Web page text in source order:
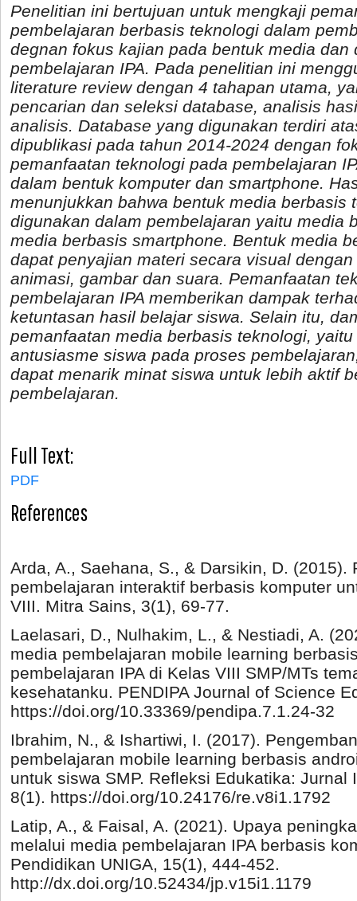
Penelitian ini bertujuan untuk mengkaji
pembelajaran berbasis teknologi dalam
degnan fokus kajian pada bentuk media dan
pembelajaran IPA. Pada penelitian ini
literature review dengan 4 tahapan utama,
pencarian dan seleksi database, analisis
analisis. Database yang digunakan terdiri
dipublikasi pada tahun 2014-2024 dengan
pemanfaatan teknologi pada pembelajaran
dalam bentuk komputer dan smartphone.
menunjukkan bahwa bentuk media berbasis
digunakan dalam pembelajaran yaitu media
media berbasis smartphone. Bentuk media
dapat penyajian materi secara visual
animasi, gambar dan suara. Pemanfaatan
pembelajaran IPA memberikan dampak
ketuntasan hasil belajar siswa. Selain itu,
pemanfaatan media berbasis teknologi,
antusiasme siswa pada proses
dapat menarik minat siswa untuk lebih aktif
pembelajaran.
Full Text:
PDF
References
Arda, A., Saehana, S., & Darsikin, D. (2015).
pembelajaran interaktif berbasis komputer
VIII. Mitra Sains, 3(1), 69-77.
Laelasari, D., Nulhakim, L., & Nestiadi, A.
media pembelajaran mobile learning
pembelajaran IPA di Kelas VIII SMP/MTs
kesehatanku. PENDIPA Journal of Science
https://doi.org/10.33369/pendipa.7.1.24-32
Ibrahim, N., & Ishartiwi, I. (2017).
pembelajaran mobile learning berbasis
untuk siswa SMP. Refleksi Edukatika: Jurnal
8(1). https://doi.org/10.24176/re.v8i1.1792
Latip, A., & Faisal, A. (2021). Upaya
melalui media pembelajaran IPA berbasis
Pendidikan UNIGA, 15(1), 444-452.
http://dx.doi.org/10.52434/jp.v15i1.1179